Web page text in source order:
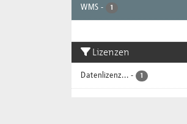
WMS - 1
Lizenzen
Datenlizenz... - 1